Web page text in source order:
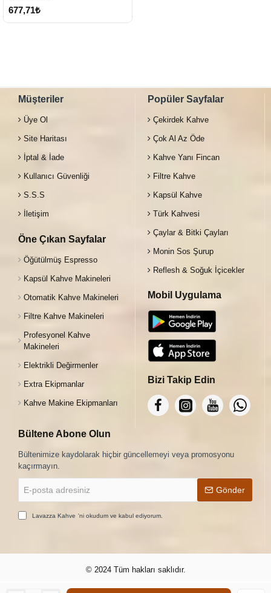
677,71₺
Müşteriler
Üye Ol
Site Haritası
İptal & İade
Kullanıcı Güvenliği
S.S.S
İletişim
Öne Çıkan Sayfalar
Öğütülmüş Espresso
Kapsül Kahve Makineleri
Otomatik Kahve Makineleri
Filtre Kahve Makineleri
Profesyonel Kahve
Makineleri
Elektrikli Değirmenler
Extra Ekipmanlar
Kahve Makine Ekipmanları
Popüler Sayfalar
Çekirdek Kahve
Çok Al Az Öde
Kahve Yanı Fincan
Filtre Kahve
Kapsül Kahve
Türk Kahvesi
Çaylar & Bitki Çayları
Monin Sos Şurup
Reflesh & Soğuk İçicekler
Mobil Uygulama
Bizi Takip Edin
Bültene Abone Olun
Bültenimize kaydolarak hiçbir güncellemeyi veya promosyonu
kaçırmayın.
posta
adresiniz
Gönder
Lavazza Kahve 'ni okudum ve kabul ediyorum.
© 2024 Tüm hakları saklıdır.